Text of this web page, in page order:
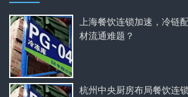
上海餐饮连锁加速，冷链
材流通难题？
杭州中央厨房布局餐饮连